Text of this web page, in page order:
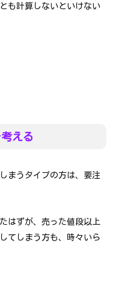
も計算しないといけない
える
まうタイプの方は、要注
はずが、売った値段以上
てしまう方も、時々いら